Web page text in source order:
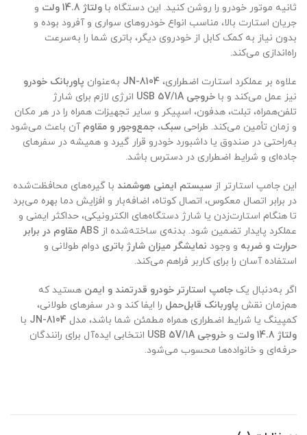
ثانیه موتور خودرو را روشن کنید. این دستگاه با ولتاژ 14.8 ولت
و
جریان استارت بالا، مناسب انواع خودروهای سواری و آفرود بوده و
بدون نیاز به کمک کابل از خودروی دیگر، باتری شما را به‌سرعت
راه‌اندازی می‌کند.
علاوه بر عملکرد استارت اضطراری، JN-8104 به‌عنوان پاوربانک خودرو
نیز عمل می‌کند و با خروجی USB ‌5V/1A
انرژی لازم برای شارژ
تلفن‌همراه، تبلت، هدفون، اسپیکر و سایر تجهیزات همراه را در هر مکان
و زمان تأمین می‌کند. طراحی سبک، جمع‌وجور و مقاوم آن باعث می‌شود
به‌راحتی در صندوق یا داشبورد خودرو قرار گیرد و همیشه در سفرهای
جاده‌ای و شرایط اضطراری در دسترس باشد.
این جامپ استارتر از سیستم ایمنی هوشمند با گیره‌های محافظت‌شده
در برابر اتصال معکوس، اتصال کوتاه، اضافه‌بار و افزایش دما بهره می‌برد
تا هنگام استارت‌زدن یا شارژ دستگاه‌های الکترونیکی، حداکثر ایمنی و
عملکرد پایدار تضمین شود. بدنه‌ی ساخته‌شده از
ABS مقاوم در برابر
حرارت و ضربه و وجود نمایشگر میزان شارژ باتری دوام طولانی و
استفاده آسان را برای کاربر فراهم می‌کند.
اگر به‌دنبال یک جامپ استارتر خودرو قدرتمند و ایمن هستید که
هم‌زمان نقش پاوربانک قابل‌حمل را ایفا کند و در سفرهای طولانی،
کمپینگ یا شرایط اضطراری همراه مطمئن شما باشد، مدل JN-8104 با
ولتاژ 14.8 ولت
و خروجی USB ‌5V/1A
انتخابی ایده‌آل برای رانندگان
حرفه‌ای و خانواده‌ها محسوب می‌شود.